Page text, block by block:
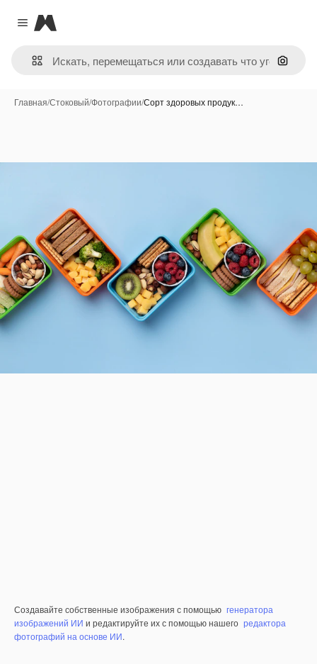
Close menu
Magnific
Поиск
Главная/Стоковый/Фотографии/Сорт здоровых продук…
Создавайте собственные изображения с помощью генератора
изображений ИИ и редактируйте их с помощью нашего редактора
фотографий на основе ИИ.